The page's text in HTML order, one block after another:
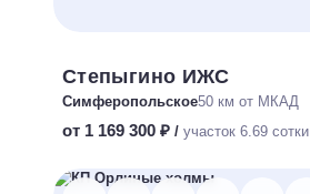
Степыгино ИЖС
Симферопольское50 км от МКАД
от 1 169 300 ₽ / участок 6.69 сотки